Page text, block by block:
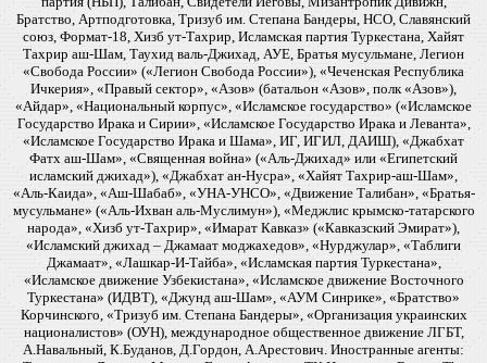
Братство, Артподготовка, Тризуб им. Степана Бандеры, НСО, Славянский
союз, Формат-18, Хизб ут-Тахрир, Исламская партия Туркестана, Хайят
Тахрир аш-Шам, Таухид валь-Джихад, АУЕ, Братья мусульмане, Легион
«Свобода России» («Легион Свобода России»), «Чеченская Республика
Ичкерия», «Правый сектор», «Азов» (батальон «Азов», полк «Азов»),
«Айдар», «Национальный корпус», «Исламское государство» («Исламское
Государство Ирака и Сирии», «Исламское Государство Ирака и Леванта»,
«Исламское Государство Ирака и Шама», ИГ, ИГИЛ, ДАИШ), «Джабхат
Фатх аш-Шам», «Священная война» («Аль-Джихад» или «Египетский
исламский джихад»), «Джабхат ан-Нусра», «Хайят Тахрир-аш-Шам»,
«Аль-Каида», «Аш-Шабаб», «УНА-УНСО», «Движение Талибан», «Братья-
мусульмане» («Аль-Ихван аль-Муслимун»), «Меджлис крымско-татарского
народа», «Хизб ут-Тахрир», «Имарат Кавказ» («Кавказский Эмират»),
«Исламский джихад – Джамаат моджахедов», «Нурджулар», «Таблиги
Джамаат», «Лашкар-И-Тайба», «Исламская партия Туркестана»,
«Исламское движение Узбекистана», «Исламское движение Восточного
Туркестана» (ИДВТ), «Джунд аш-Шам», «АУМ Синрике», «Братство»
Корчинского, «Тризуб им. Степана Бандеры», «Организация украинских
националистов» (ОУН), международное общественное движение ЛГБТ,
А.Навальный, К.Буданов, Д.Гордон, А.Арестович. Иностранные агенты: